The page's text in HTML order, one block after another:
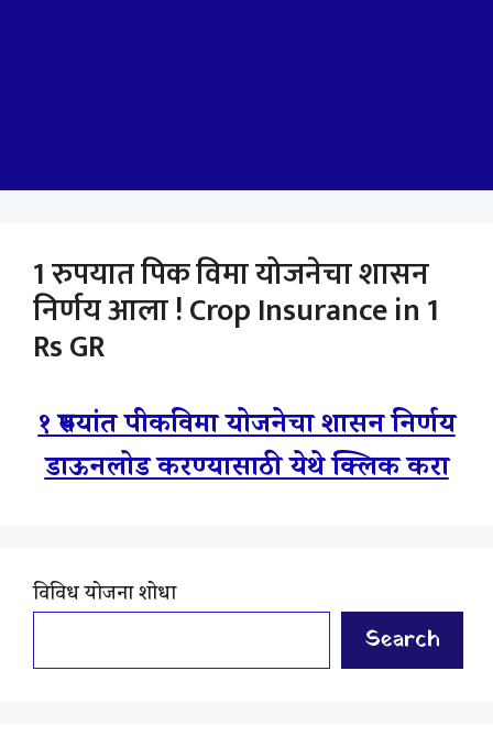
1 रुपयात पिक विमा योजनेचा शासन
निर्णय आला ! Crop Insurance in 1
Rs GR
१ रुपयांत पीकविमा योजनेचा शासन निर्णय
डाऊनलोड करण्यासाठी येथे क्लिक करा
विविध योजना शोधा
Search